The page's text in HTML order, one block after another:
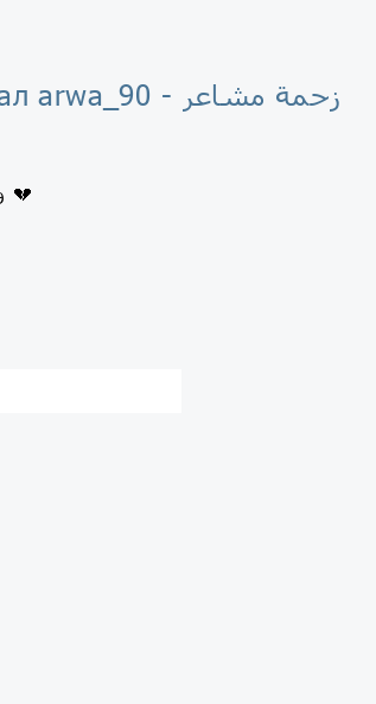
Telegram-канал arwa_90 - زحمة مشاعر
وأفوض أمري إلی الله 💔